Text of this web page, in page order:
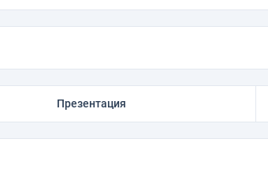
Презентация